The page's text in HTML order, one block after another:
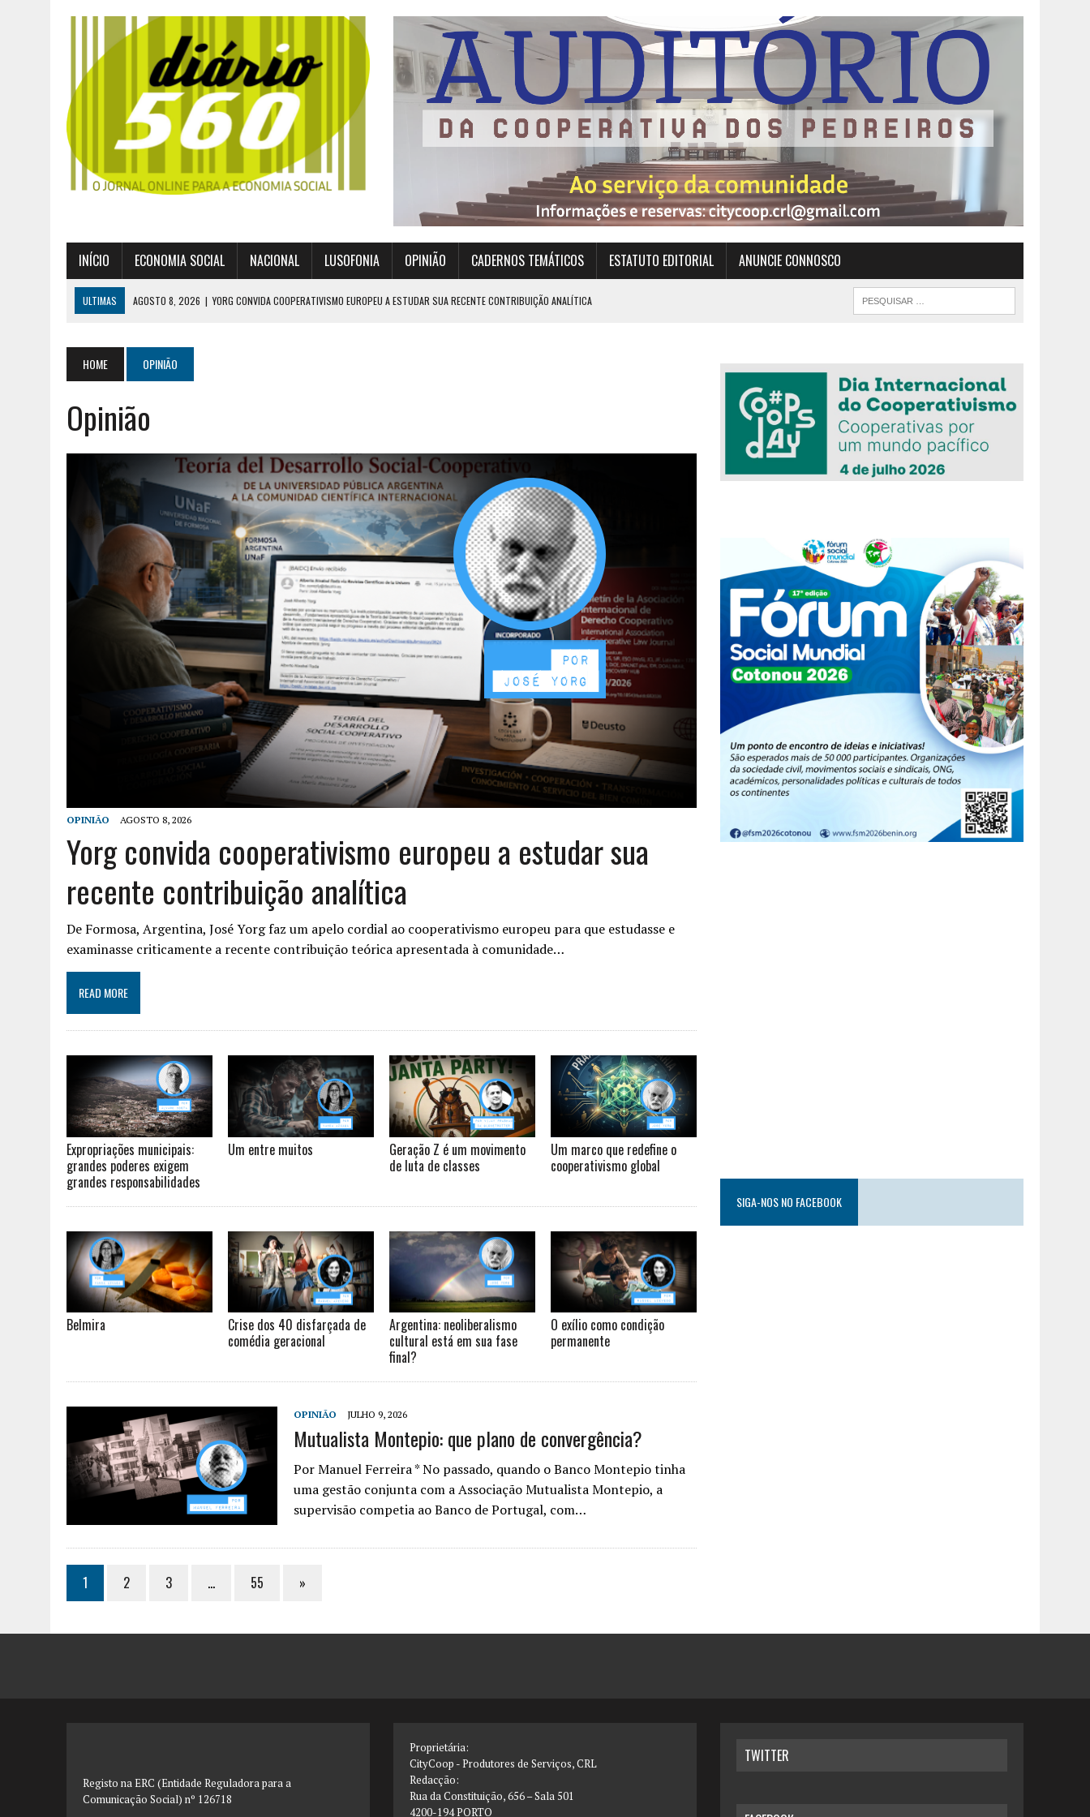
INÍCIO ECONOMIA SOCIAL NACIONAL LUSOFONIA OPINIÃO CADERNOS TEMÁTICOS ESTATUTO EDITORIAL ANUNCIE CONNOSCO
ULTIMAS AGOSTO 8, 2026 | YORG CONVIDA COOPERATIVISMO EUROPEU A ESTUDAR SUA RECENTE CONTRIBUIÇÃO ANALÍTICA
AGOSTO 2, 2026 | GERAÇÃO Z É UM MOVIMENTO DE LUTA DE CLASSES
AGOSTO 8, 2026
HOME OPINIÃO
Opinião
OPINIÃO AGOSTO 8, 2026
Yorg convida cooperativismo europeu a estudar sua
recente contribuição analítica
De Formosa, Argentina, José Yorg faz um apelo cordial ao cooperativismo europeu para que estudasse e
examinasse criticamente a recente contribuição teórica apresentada à comunidade…
READ MORE
Expropriações municipais:
grandes poderes exigem
grandes responsabilidades
Um entre muitos
Geração Z é um movimento
de luta de classes
Um marco que redefine o
cooperativismo global
Belmira
Crise dos 40 disfarçada de
comédia geracional
Argentina: neoliberalismo
cultural está em sua fase
final?
O exílio como condição
permanente
OPINIÃO JULHO 9, 2026
Mutualista Montepio: que plano de convergência?
Por Manuel Ferreira * No passado, quando o Banco Montepio tinha
uma gestão conjunta com a Associação Mutualista Montepio, a
supervisão competia ao Banco de Portugal, com…
1 2 3 … 55 »
SIGA-NOS NO FACEBOOK
Registo na ERC (Entidade Reguladora para a
Comunicação Social) nº 126718
Proprietária:
CityCoop - Produtores de Serviços, CRL
Redacção:
Rua da Constituição, 656 – Sala 501
4200-194 PORTO
TWITTER